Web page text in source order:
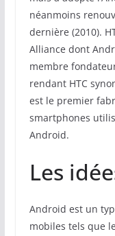
néanmoins
dernière (2010).
Alliance dont
membre
rendant HTC
est le premier
smartphones
Android.
Les
Android est un
mobiles tels que